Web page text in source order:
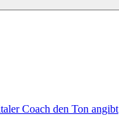
Suchen
Coach den Ton angibt